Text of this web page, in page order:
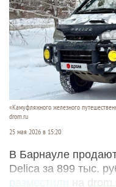
«Камуфляжного железного
drom.ru
25 мая 2026 в 15:20
В Барнауле
Delica за 899 тыс.
разместили
на